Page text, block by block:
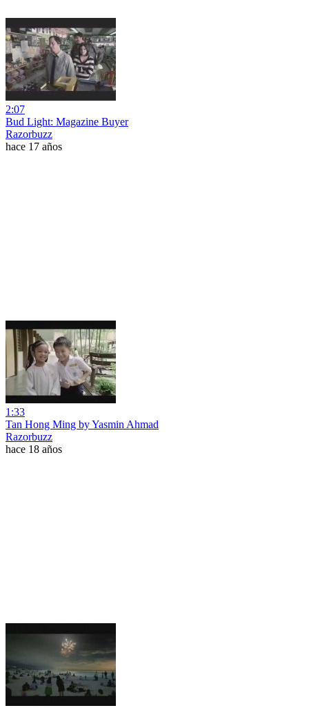
2:07
Bud Light: Magazine Buyer
Razorbuzz
hace 17 años
1:33
Tan Hong Ming by Yasmin Ahmad
Razorbuzz
hace 18 años